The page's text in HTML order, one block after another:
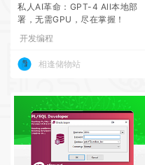
私人AI革命：GPT-4 All本地部
署，无需GPU，尽在掌握！
开发编程
相逢储物站